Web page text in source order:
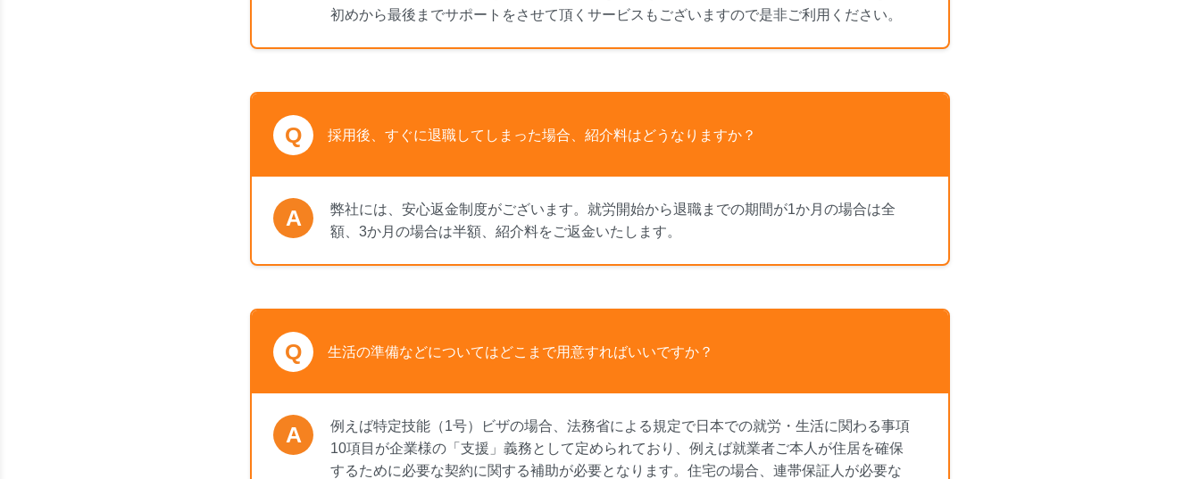
初めから最後までサポートをさせて頂くサービスもございますので是非ご利用ください。
Q 採用後、すぐに退職してしまった場合、紹介料はどうなりますか？
A
弊社には、安心返金制度がございます。就労開始から退職までの期間が1か月の場合は全
額、3か月の場合は半額、紹介料をご返金いたします。
Q 生活の準備などについてはどこまで用意すればいいですか？
A
例えば特定技能（1号）ビザの場合、法務省による規定で日本での就労・生活に関わる事項
10項目が企業様の「支援」義務として定められており、例えば就業者ご本人が住居を確保
するために必要な契約に関する補助が必要となります。住宅の場合、連帯保証人が必要な